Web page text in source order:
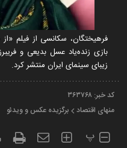
فرهیختگان، سکانسی از فیلم
بازی زنده‌یاد عسل بدیعی و
زیبای سینمای ایران منتشر کرد.
کد خبر: ۳۶۳۷۶۸
منهای اقتصاد
برگزیده عکس و ویدئو
پ